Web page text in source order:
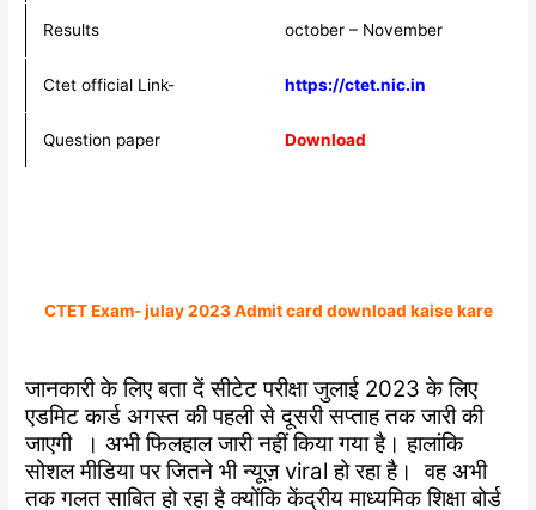
Results october – November
Ctet official Link- https://ctet.nic.in
Question paper Download
CTET Exam- julay 2023 Admit card download kaise kare
जानकारी के लिए बता दें सीटेट परीक्षा जुलाई 2023 के लिए
एडमिट कार्ड अगस्त की पहली से दूसरी सप्ताह तक जारी की
जाएगी । अभी फिलहाल जारी नहीं किया गया है। हालांकि
सोशल मीडिया पर जितने भी न्यूज़ viral हो रहा है। वह अभी
तक गलत साबित हो रहा है क्योंकि केंद्रीय माध्यमिक शिक्षा बोर्ड